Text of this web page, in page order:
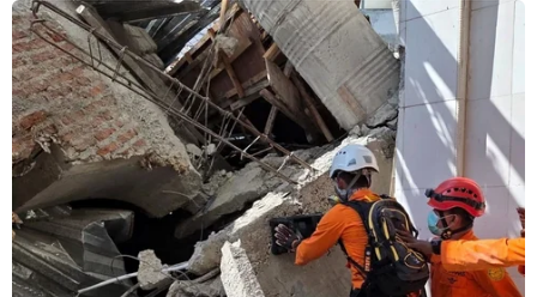
07/08/2026 02:00
Ca vi phẫu ghép da đầu hiếm gặp
giúp bé gái phục hồi sau 10 năm
06/08/2026 07:15
Hà Nội: Kiểm tra, xác minh liên quan